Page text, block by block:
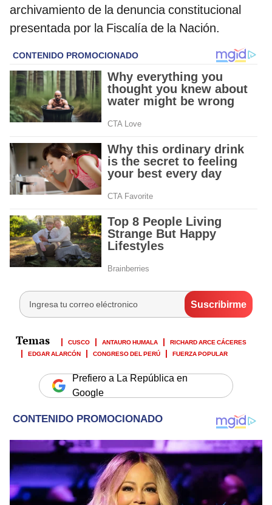
archivamiento de la denuncia constitucional
presentada por la Fiscalía de la Nación.
CUSCO ANTAURO HUMALA
RICHARD ARCE CÁCERES
EDGAR ALARCÓN
CONGRESO DEL PERÚ FUERZA POPULAR
Prefiero a La República en
Google